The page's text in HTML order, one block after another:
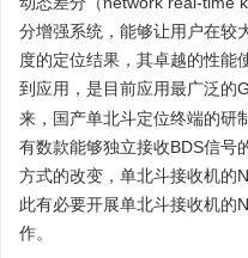
分增强系统，能够让用户在较
度的定位结果，其卓越的性能
到应用，是目前应用最广泛的
来，国产单北斗定位终端的研
有数款能够独立接收BDS信号
方式的改变，单北斗接收机的
此有必要开展单北斗接收机的
作。